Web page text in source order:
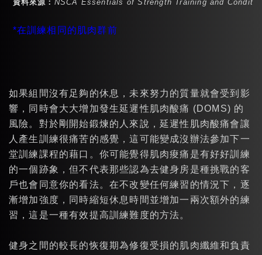
資料來源： NSCA Essentials of Strength Training and
*在訓練相同的肌肉群前
如果組間沒有足夠的休息，未來努力的質量就會受到影
響，同時會大大增加發生延遲性肌肉酸痛 (DOMS) 的
風險。對於剛開始鍛煉的人來說，延遲性肌肉酸痛會讓
人產生訓練很痛苦的感覺，這可能變成沒辦法參加下一
堂訓練課程的藉口。你可能覺得肌肉痠痛是有好好訓練
的一個跡象，但不代表那些認為去健身房是種挑戰的客
戶也會同意你的看法。在不改變任何練習的情況下，逐
漸增加強度，同時縮短休息時間並增加一兩次額外的練
習，這是一種有效提高訓練難度的方法。
健身之間的較長的恢復期為修復受損的肌肉纖維和負責